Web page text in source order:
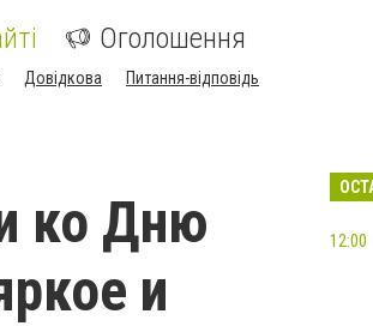
Оголошення
Довідкова Питання-відповідь
ко Дню
и
12:00